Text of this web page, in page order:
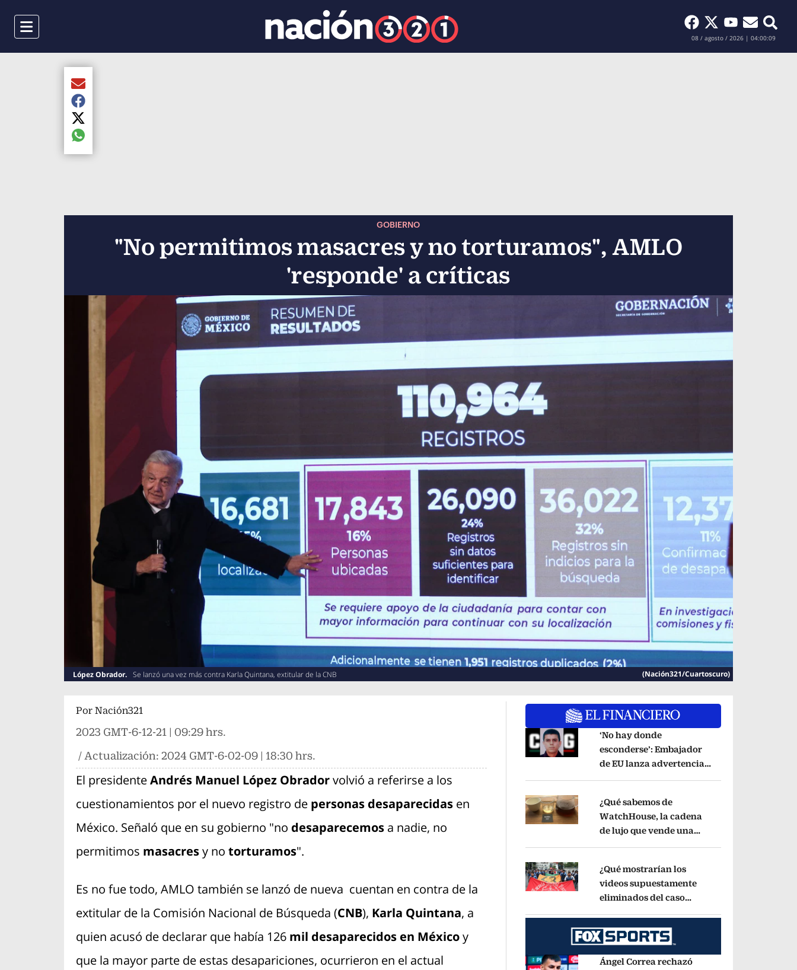
Menu Buscar
08 / agosto / 2026 | 04:00:10
GOBIERNO
"No permitimos masacres y no torturamos", AMLO
'responde' a críticas
López Obrador. Se lanzó una vez más contra Karla Quintana, extitular de la CNB (Nación321/Cuartoscuro)
Compartir el artículo actual mediante Email
Compartir el artículo actual mediante Facebook
Compartir el artículo actual mediante Twitter
Compartir el artículo actual mediante global.social-whatsapp
Por Nación321
2023 GMT-6-12-21 | 09:29 hrs.
/ Actualización: 2024 GMT-6-02-09 | 18:30 hrs.
El presidenteAndrés Manuel López Obradorvolvió a referirse a los
cuestionamientos por el nuevo registro de personas desaparecidasen
México. Señaló que en su gobierno "no desaparecemosa nadie, no
permitimos masacresy no torturamos".
Es no fue todo, AMLO también se lanzó de nueva cuentan en contra de la
extitular de la Comisión Nacional de Búsqueda (CNB), Karla Quintana, a
quien acusó de declarar que había 126mil desaparecidos en Méxicoy
que la mayor parte de estas desapariciones, ocurrieron en el actual
Opens in new window
‘No hay donde
esconderse’: Embajador
de EU lanza advertencia
Opens in new window
¿Qué sabemos de
WatchHouse, la cadena
de lujo que vende una
Opens in new window
¿Qué mostrarían los
videos supuestamente
eliminados del caso
exintegrante del GIEI
Ángel Correa rechazó